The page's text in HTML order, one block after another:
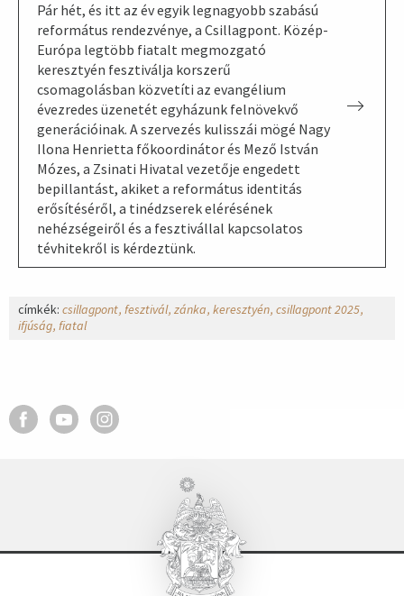
Pár hét, és itt az év egyik legnagyobb szabású
református rendezvénye, a Csillagpont. Közép-
Európa legtöbb fiatalt megmozgató
keresztyén fesztiválja korszerű
csomagolásban közvetíti az evangélium
évezredes üzenetét egyházunk felnövekvő
generációinak. A szervezés kulisszái mögé Nagy
Ilona Henrietta főkoordinátor és Mező István
Mózes, a Zsinati Hivatal vezetője engedett
bepillantást, akiket a református identitás
erősítéséről, a tinédzserek elérésének
nehézségeiről és a fesztivállal kapcsolatos
tévhitekről is kérdeztünk.
címkék: csillagpont fesztivál zánka keresztyén csillagpont 2025
ifjúság fiatal